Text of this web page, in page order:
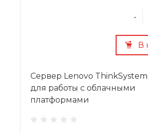
-
В
Сервер Lenovo ThinkSystem
для работы с облачными
платформами